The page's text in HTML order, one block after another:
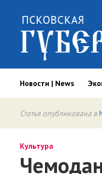
Новости | News
Статья опубликована в
Культура